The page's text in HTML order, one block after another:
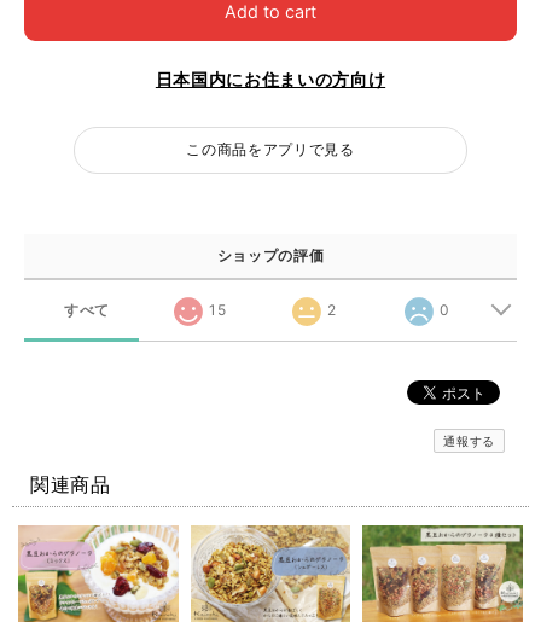
Add to cart
日本国内にお住まいの方向け
この商品をアプリで見る
ショップの評価
すべて 15 2 0
通報する
関連商品